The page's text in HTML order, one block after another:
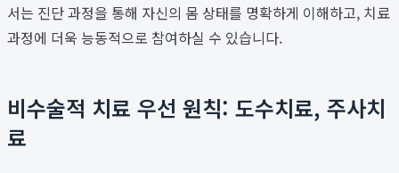
서는 진단 과정을 통해 자신의 몸 상태를 명확하게 이해하고, 치료
과정에 더욱 능동적으로 참여하실 수 있습니다.
비수술적 치료 우선 원칙: 도수치료, 주사치
료